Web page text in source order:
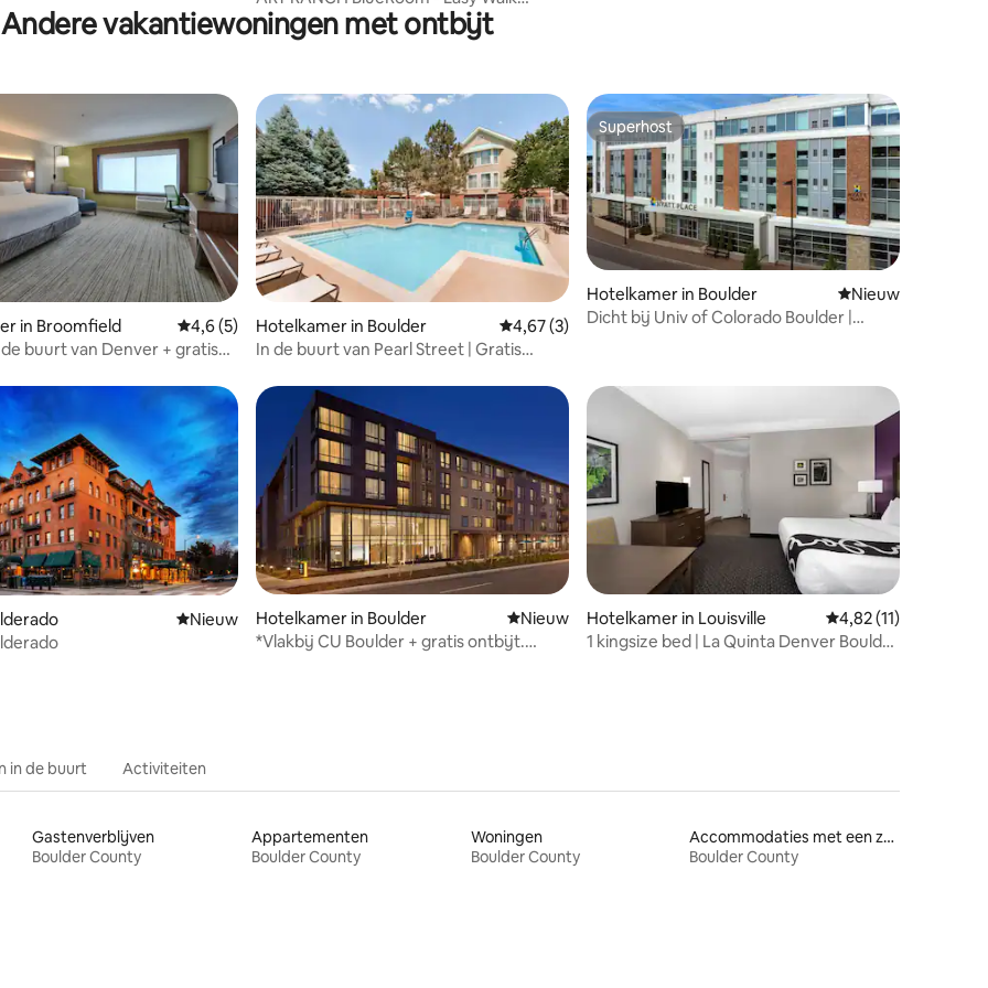
Downtown & Trails
Andere vakantiewoningen met ontbijt
van 5 uit 5, 6 recensies
in Broomfield Gemiddelde beoordeling van 4,6 uit 5, 5 recensies
4,6 (5)
buurt van Denver + gratis
Hotelkamer in Boulder Gemiddelde beoordeling van 4,67 uit 5, 3 recensies
4,67 (3)
In de buurt van Pearl Street | Gratis
Superhost
Superhost
Hotelkamer in Boulder Nieuwe
Nieuw
Dicht bij Univ of Colorado Boulder |
van 4,73 uit 5, 11 recensiesNieuwe accommodatie
Nieuw
Hotelkamer in Boulder Nieuwe accommodatie
Nieuw
*Vlakbij CU Boulder + gratis ontbijt.
Hotelkamer in Louisville Gemiddelde
4,82 (11)
1 kingsize bed | La Quinta Denver Boulder
in de buurt Activiteiten
Gastenverblijven
Boulder County
Appartementen
Boulder County
Woningen
Boulder County
Accommodaties met een zwembad
Boulder County